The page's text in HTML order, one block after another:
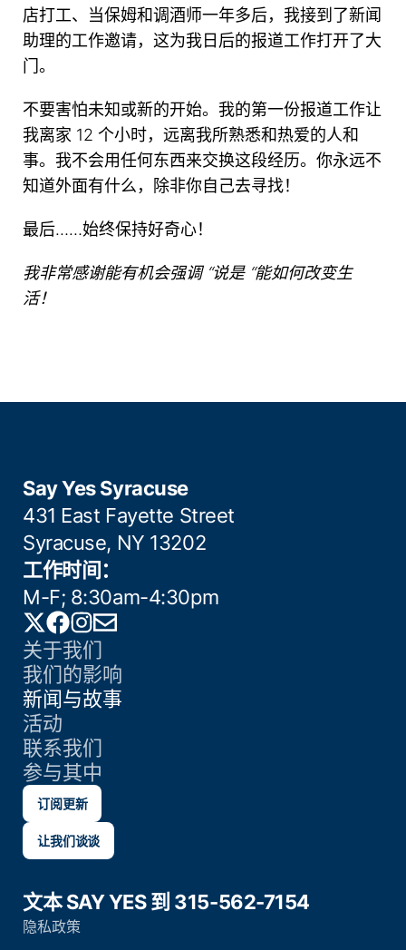
店打工、当保姆和调酒师一年多后，我接到了新闻
助理的工作邀请，这为我日后的报道工作打开了大
门。
不要害怕未知或新的开始。我的第一份报道工作让
我离家 12 个小时，远离我所熟悉和热爱的人和
事。我不会用任何东西来交换这段经历。你永远不
知道外面有什么，除非你自己去寻找！
最后……始终保持好奇心！
我非常感谢能有机会强调 “说是 “能如何改变生
活！
Say Yes Syracuse
431 East Fayette Street
Syracuse, NY 13202
工作时间：
M-F; 8:30am-4:30pm
Twitter
Facebook
Instagram
关于我们
我们的影响
新闻与故事
活动
联系我们
参与其中
订阅更新
让我们谈谈
文本 SAY YES 到 315-562-7154
隐私政策